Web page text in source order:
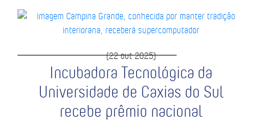
(22 out 2025)
Incubadora Tecnológica da
Universidade de Caxias do Sul
recebe prêmio nacional